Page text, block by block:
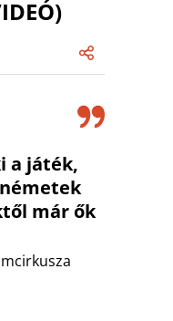
a játék,
már ők